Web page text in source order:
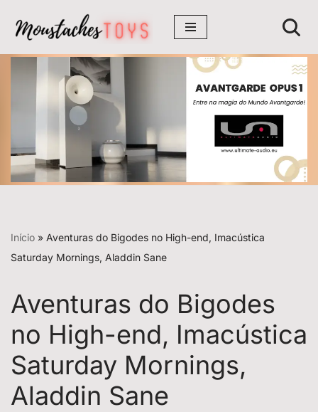
Avançar
para
conteúdo
Início » Aventuras do Bigodes no High-end, Imacústica
Saturday Mornings, Aladdin Sane
Aventuras do Bigodes
no High-end, Imacústica
Saturday Mornings,
Aladdin Sane